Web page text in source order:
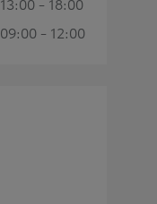
09:00 - 12:00